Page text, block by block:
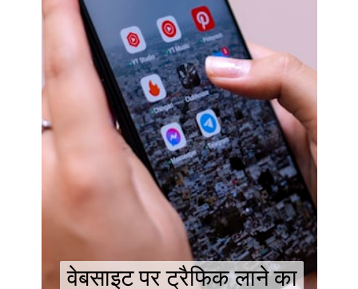
वेबसाइट पर ट्रैफिक लाने का
वेबसाइट पर ट्रैफिक लाने का